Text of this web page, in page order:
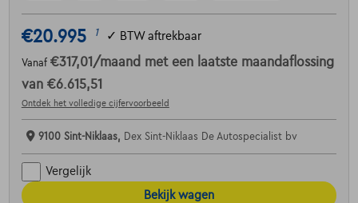
€20.995 1 ✓ BTW aftrekbaar
Vanaf €317,01 /maand met een laatste maandaflossing
van €6.615,51
Ontdek het volledige cijfervoorbeeld
9100 Sint-Niklaas, Dex Sint-Niklaas De Autospecialist bv
Vergelijk
Bekijk wagen